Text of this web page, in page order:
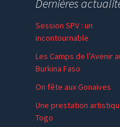
Dernières
Session SPV : un
incontournable
Les Camps de l’Avenir
Burkina Faso
On fête aux Gonaïves
Une prestation
Togo